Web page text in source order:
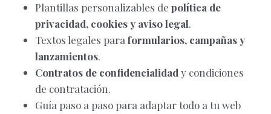
Plantillas personalizables de política de
privacidad, cookies y aviso legal.
Textos legales para formularios, campañas y
lanzamientos.
Contratos de confidencialidad y condiciones
de contratación.
Guía paso a paso para adaptar todo a tu web